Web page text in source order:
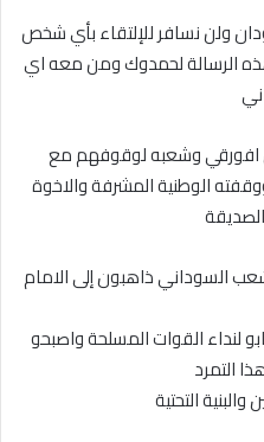
ولن نسافر للإلتقاء بأي شخص
الرسالة لحمدوك ومن معه اي
افورقي وشعبه لوقوفهم مع
الوطنية المشرفة والاخوة
السوداني ذاهبون إلى الامام
لنداء القوات المسلحة واصبحو
التمرد
التحتية